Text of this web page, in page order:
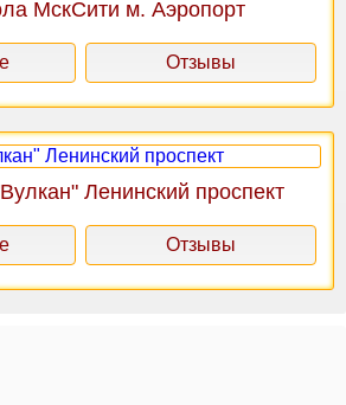
МскСити м. Аэропорт
Отзывы
Ленинский проспект
Отзывы